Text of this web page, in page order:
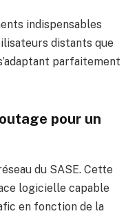
indispensables
distants que
parfaitement
pour un
du SASE. Cette
logicielle capable
en fonction de la